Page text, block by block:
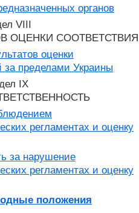
органов
VIII
ОЦЕНКИ СООТВЕТСТВИЯ
оценки
за пределами Украины
IX
регламентах и оценку
за нарушение
регламентах и оценку
положения